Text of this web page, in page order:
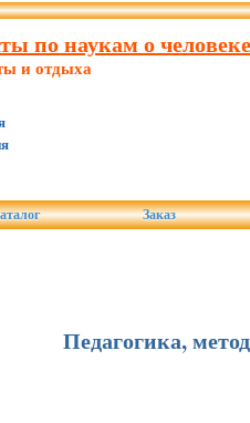
по наукам о
и отдыха
Заказ
Педагогика,